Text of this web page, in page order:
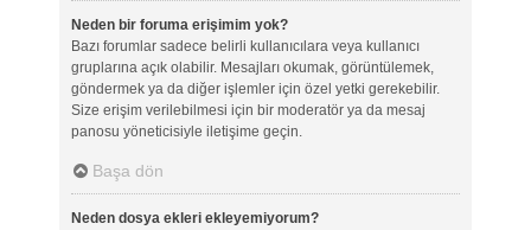
Neden bir foruma erişimim yok?
Bazı forumlar sadece belirli kullanıcılara veya kullanıcı
gruplarına açık olabilir. Mesajları okumak, görüntülemek,
göndermek ya da diğer işlemler için özel yetki gerekebilir.
Size erişim verilebilmesi için bir moderatör ya da mesaj
panosu yöneticisiyle iletişime geçin.
Başa dön
Neden dosya ekleri ekleyemiyorum?